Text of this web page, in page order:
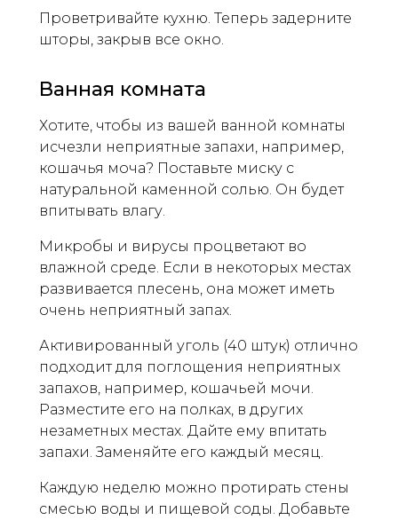
Проветривайте кухню. Теперь задерните
шторы, закрыв все окно.
Ванная комната
Хотите, чтобы из вашей ванной комнаты
исчезли неприятные запахи, например,
кошачья моча? Поставьте миску с
натуральной каменной солью. Он будет
впитывать влагу.
Микробы и вирусы процветают во
влажной среде. Если в некоторых местах
развивается плесень, она может иметь
очень неприятный запах.
Активированный уголь (40 штук) отлично
подходит для поглощения неприятных
запахов, например, кошачьей мочи.
Разместите его на полках, в других
незаметных местах. Дайте ему впитать
запахи. Заменяйте его каждый месяц.
Каждую неделю можно протирать стены
смесью воды и пищевой соды. Добавьте